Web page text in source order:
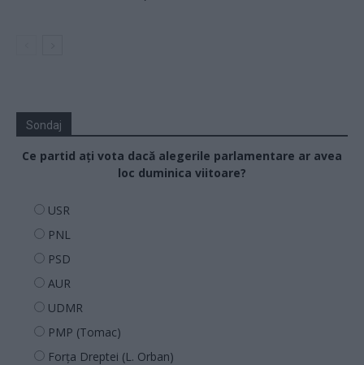
Sondaj
Ce partid ați vota dacă alegerile parlamentare ar avea
loc duminica viitoare?
USR
PNL
PSD
AUR
UDMR
PMP (Tomac)
Forța Dreptei (L. Orban)